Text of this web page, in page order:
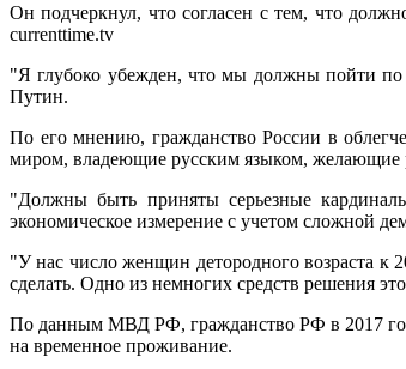
Он подчеркнул, что согласен с тем, что
currenttime.tv
"Я глубоко убежден, что мы должны пойти по
Путин.
По его мнению, гражданство России в
миром, владеющие русским языком, желающие
"Должны быть приняты серьезные
экономическое измерение с учетом сложной
"У нас число женщин детородного возраста к
сделать. Одно из немногих средств решения
По данным МВД РФ, гражданство РФ в 2017
на временное проживание.